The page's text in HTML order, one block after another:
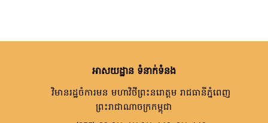
អាសយដ្ឋាន ទំនាក់ទំនង
វិមានរដ្ឋចំការមន មហាវិថីព្រះនរោត្តម រាជធានីភ្នំពេញ
ព្រះរាជាណាចក្រកម្ពុជា